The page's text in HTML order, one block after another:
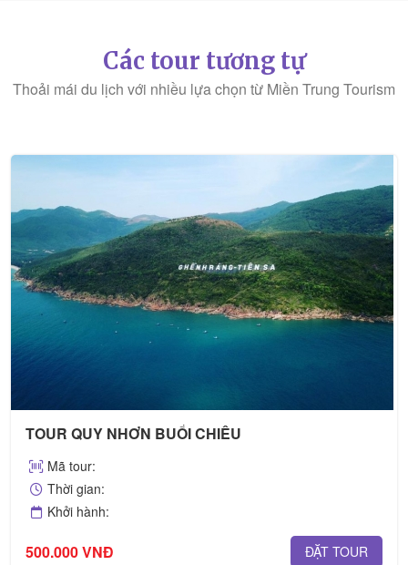
Các tour tương tự
Thoải mái du lịch với nhiều lựa chọn từ Miền Trung Tourism
TOUR QUY NHƠN BUỔI CHIỀU
Mã tour:
Thời gian:
Khởi hành:
500.000 VNĐ ĐẶT TOUR